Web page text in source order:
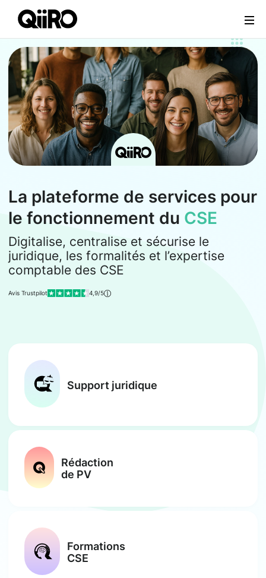
Webflow Homepage
La plateforme de services pour
le fonctionnement du CSE
Digitalise, centralise et sécurise le
juridique, les formalités et l’expertise
comptable des CSE
Avis Trustpilot 4,9/5
Support juridique
Rédaction
de PV
Formations
CSE